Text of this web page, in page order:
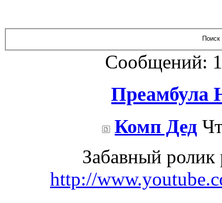
Сообщений:
Преамбула
Комп Дед
Забавный
http://